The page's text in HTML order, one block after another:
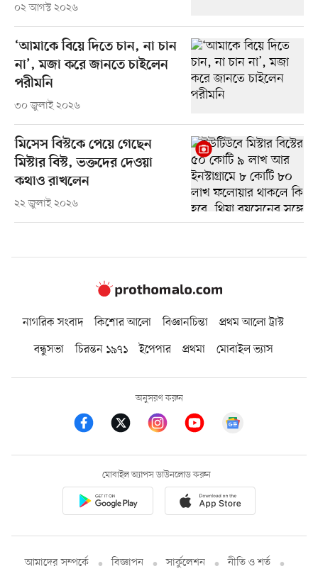
০২ আগস্ট ২০২৬
‘আমাকে বিয়ে দিতে চান, না চান
না’, মজা করে জানতে চাইলেন
পরীমনি
৩০ জুলাই ২০২৬
মিসেস বিস্টকে পেয়ে গেছেন
মিস্টার বিস্ট, ভক্তদের দেওয়া
কথাও রাখলেন
২২ জুলাই ২০২৬
নাগরিক সংবাদ কিশোর আলো বিজ্ঞানচিন্তা
প্রথম আলো ট্রাস্ট
বন্ধুসভা
চিরন্তন ১৯৭১ ইপেপার প্রথমা মোবাইল ভ্যাস
অনুসরণ করুন
মোবাইল অ্যাপস ডাউনলোড করুন
আমাদের সম্পর্কে বিজ্ঞাপন সার্কুলেশন নীতি ও শর্ত